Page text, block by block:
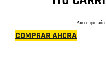
Parece que
COMPRAR AHORA